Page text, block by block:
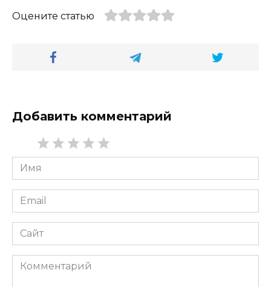
Оцените статью
Добавить комментарий
Имя
*
Email
*
Сайт
Комментарий